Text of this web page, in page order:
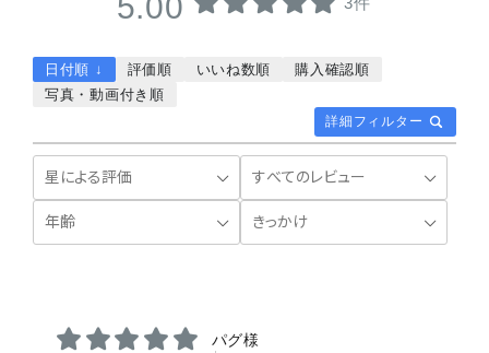
5.00
詳細フィルター
日付順 ↓ 評価順 いいね数順
購入確認順
写真・動画付き順
パグ様